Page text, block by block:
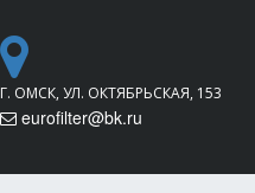
Г. ОМСК, УЛ. ОКТЯБРЬСКАЯ, 153
eurofilter@bk.ru